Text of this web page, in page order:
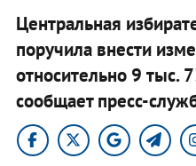
Центральная
поручила внести
относительно 9 тыс.
сообщает пресс-